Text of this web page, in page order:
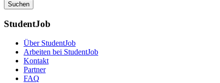
Suchen
StudentJob
Über StudentJob
Arbeiten bei StudentJob
Kontakt
Partner
FAQ